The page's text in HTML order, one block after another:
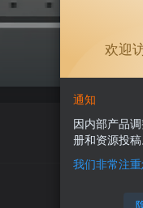
欢迎
通知
因内部产品
册和资源投稿
我们非常注重